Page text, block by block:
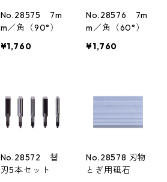
No.28575 7m
m／角（90°）
¥1,760
No.28576 7m
m／角（60°）
¥1,760
No.28572 替
刃5本セット
No.28578 刃物
とぎ用砥石